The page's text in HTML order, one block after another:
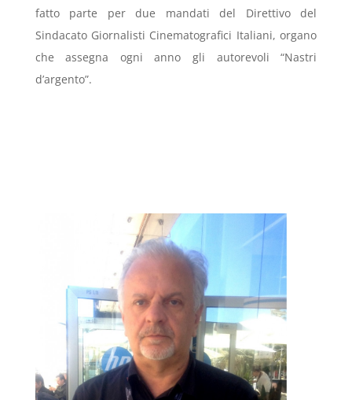
fatto parte per due mandati del Direttivo del
Sindacato Giornalisti Cinematografici Italiani, organo
che assegna ogni anno gli autorevoli “Nastri
d’argento”.